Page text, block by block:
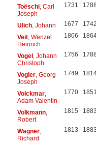
Toëschi, Carl
Joseph
1731
Ulich, Johann 1677 1742
Veit, Wenzel
Heinrich
1806
Vogel, Johann
Christoph
1756
Vogler, Georg
Joseph
1749
Volckmar,
Adam Valentin
1770 1851
Volkmann,
Robert
1815 1883
Wagner,
Richard
1813 1883